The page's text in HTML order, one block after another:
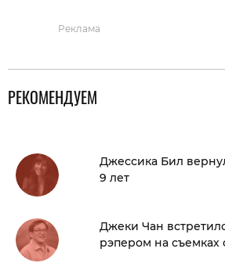
Реклама
РЕКОМЕНДУЕМ
Джессика Бил
9 лет
Джеки Чан
рэпером на съемках